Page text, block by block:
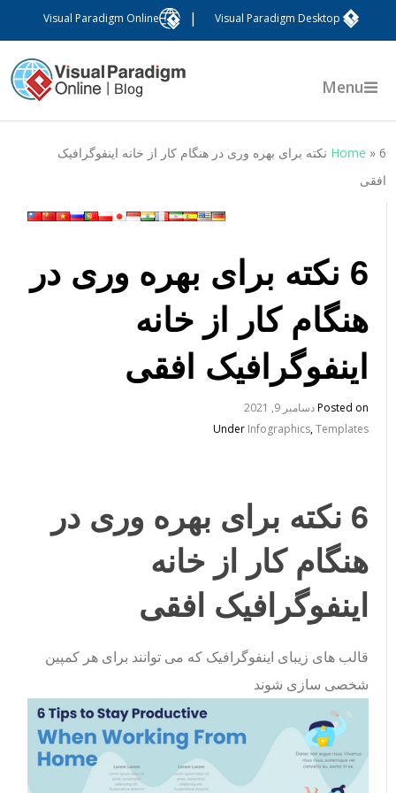
Visual Paradigm Desktop
Visual Paradigm Online
Menu
Home »
6 نکته برای بهره وری در هنگام کار از خانه اینفوگرافیک
افقی
6 نکته برای بهره وری در
هنگام کار از خانه
اینفوگرافیک افقی
Posted onدسامبر 9, 2021
UnderInfographics,Templates
6 نکته برای بهره وری در
هنگام کار از خانه
اینفوگرافیک افقی
قالب های زیبای اینفوگرافیک که می توانند برای هر کمپین
شخصی سازی شوند